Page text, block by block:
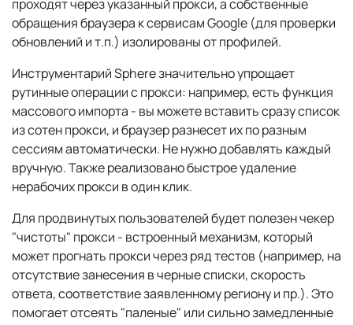
проходят через указанный прокси, а собственные
обращения браузера к сервисам Google (для проверки
обновлений и т.п.) изолированы от профилей.
Инструментарий Sphere значительно упрощает
рутинные операции с прокси: например, есть функция
массового импорта - вы можете вставить сразу список
из сотен прокси, и браузер разнесет их по разным
сессиям автоматически. Не нужно добавлять каждый
вручную. Также реализовано быстрое удаление
нерабочих прокси в один клик.
Для продвинутых пользователей будет полезен чекер
"чистоты" прокси - встроенный механизм, который
может прогнать прокси через ряд тестов (например, на
отсутствие занесения в черные списки, скорость
ответа, соответствие заявленному региону и пр.). Это
помогает отсеять "паленые" или сильно замедленные